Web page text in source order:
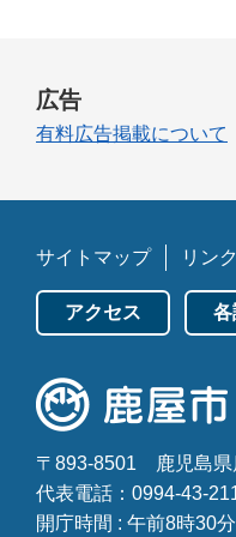
広告
有料広告掲載について
サイトマップ リン
アクセス 各
〒893-8501
鹿児島
代表電話：0994-43-
開庁時間 : 午前8時30